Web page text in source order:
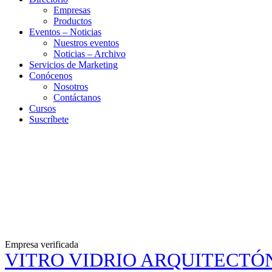
Empresas
Productos
Eventos – Noticias
Nuestros eventos
Noticias – Archivo
Servicios de Marketing
Conócenos
Nosotros
Contáctanos
Cursos
Suscríbete
Empresa verificada
VITRO VIDRIO